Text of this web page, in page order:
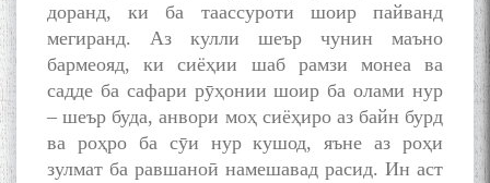
доранд, ки ба таассуроти шоир пайванд
мегиранд. Аз кулли шеър чунин маъно
бармеояд, ки сиёҳии шаб рамзи монеа ва
садде ба сафари рӯҳонии шоир ба олами нур
– шеър буда, анвори моҳ сиёҳиро аз байн бурд
ва роҳро ба сӯи нур кушод, яъне аз роҳи
зулмат ба равшаноӣ намешавад расид. Ин аст